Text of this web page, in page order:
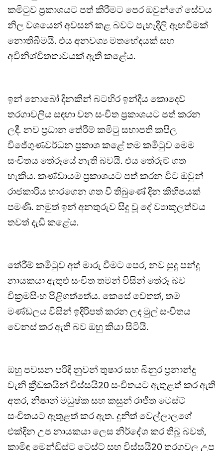
කමිටුව ප්‍රකාශයට පත් කිරීමට පෙර ඔවුන්ගේ සේවය
නිල වශයෙන් අවසන් කළ බවට පැහැදිලි ඇඟවීමක්
නොතිබීමයි. එය අනවශ්‍ය මතභේදයක් සහ
අවිනිශ්චිතතාවයක් ඇති කළේය.
ඉන් නොබෝ දිනකින් බටහිර ඉන්දීය කොදෙව්
තරගාවලිය සඳහා වන සංචිත ප්‍රකාශයට පත් කරන
ලදී. නව ප්‍රධාන තේරීම් කමිටු සභාපති කපිල
විජේගුණවර්ධන ප්‍රකාශ කළේ තම කමිටුව මෙම
සංචිතය තේරූයේ නැති බවයි. එය තේරුම් ගත
හැකිය. කණ්ඩායම ප්‍රකාශයට පත් කරන විට ඔවුන්
රාජකාරිය භාරගෙන ගත වී තිබුණේ දින කිහිපයක්
පමණි. නමුත් ඉන් අනතුරුව සිදු වූ දේ ව්‍යාකූලත්වය
තවත් දැඩි කළේය.
තේරීම් කමිටුව අත් මාරු වීමට පෙර, නව සුදු පන්දු
නායකයා ඇතුළු සංචිත තමන් විසින් තේරූ බව
වික්‍රමසිංහ පිළිගත්තේය. කෙසේ වෙතත්, තම
මණ්ඩලය විසින් ඉදිරිපත් කරන ලද මුල් සංචිතය
වෙනස් කර ඇති බව ඔහු කියා සිටියි.
ඔහු පවසන පරිදි නුවන් තුෂාර සහ බිනුර ප්‍රනාන්දු
වැනි ක්‍රීඩකයින් විස්සයි20 සංචිතයට ඇතුළත් කර ඇති
අතර, නිෂාන් මධුෂ්ක සහ කසුන් රාජිත ටෙස්ට්
සංචිතයට ඇතුළත් කර ඇත. දුනිත් වෙල්ලාලගේ
එක්දින උප නායකයා ලෙස නිර්දේශ කර තිබූ බවත්,
කාමිඳු මෙන්ඩිස්ට ටෙස්ට් සහ විස්සයි20 තරගවල උප